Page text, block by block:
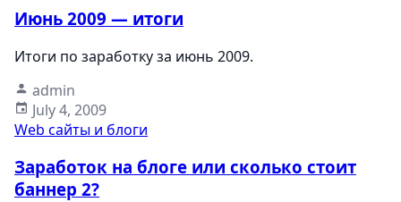
Июнь 2009 — итоги
Итоги по заработку за июнь 2009.
admin
July 4, 2009
Web сайты и блоги
Заработок на блоге или сколько стоит
баннер 2?